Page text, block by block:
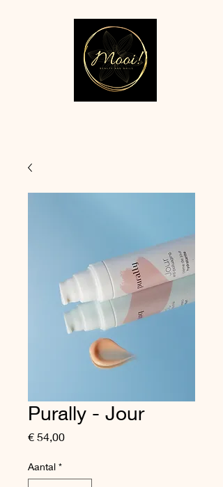
Purally - Jour
€ 54,00Prijs
Aantal *